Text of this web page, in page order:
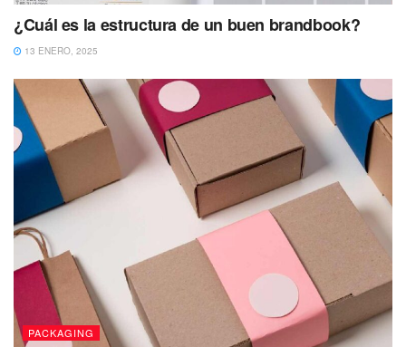
¿Cuál es la estructura de un buen brandbook?
13 ENERO, 2025
PACKAGING